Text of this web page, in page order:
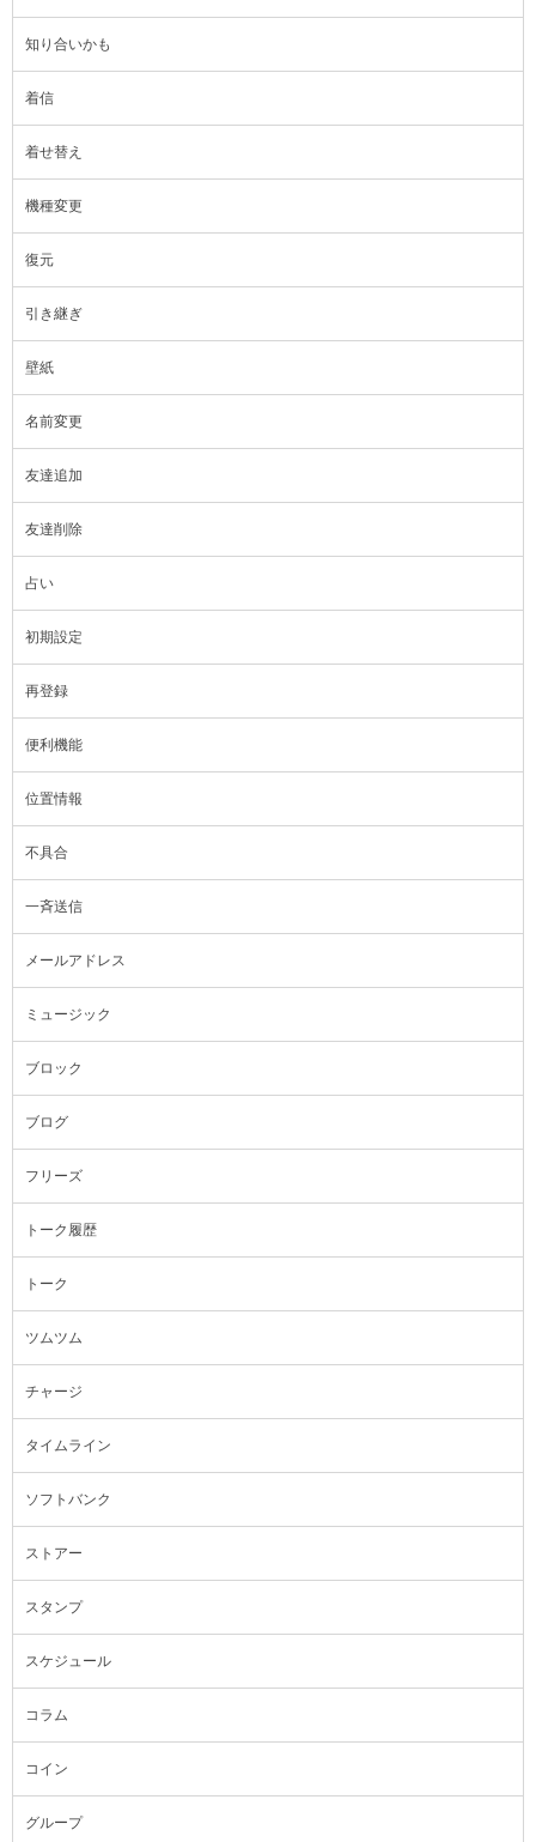
知り合いかも
着信
着せ替え
機種変更
復元
引き継ぎ
壁紙
名前変更
友達追加
友達削除
占い
初期設定
再登録
便利機能
位置情報
不具合
一斉送信
メールアドレス
ミュージック
ブロック
ブログ
フリーズ
トーク履歴
トーク
ツムツム
チャージ
タイムライン
ソフトバンク
ストアー
スタンプ
スケジュール
コラム
コイン
グループ